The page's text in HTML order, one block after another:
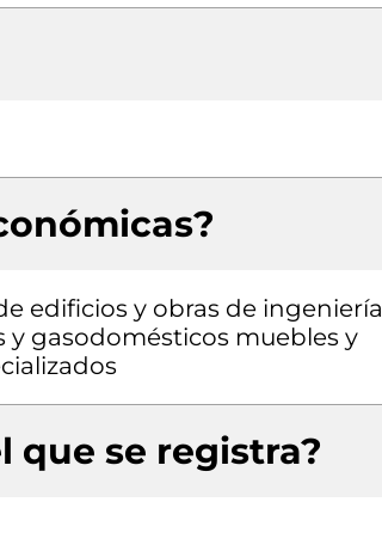
edificios y obras de ingeniería
gasodomésticos muebles y
que se registra?